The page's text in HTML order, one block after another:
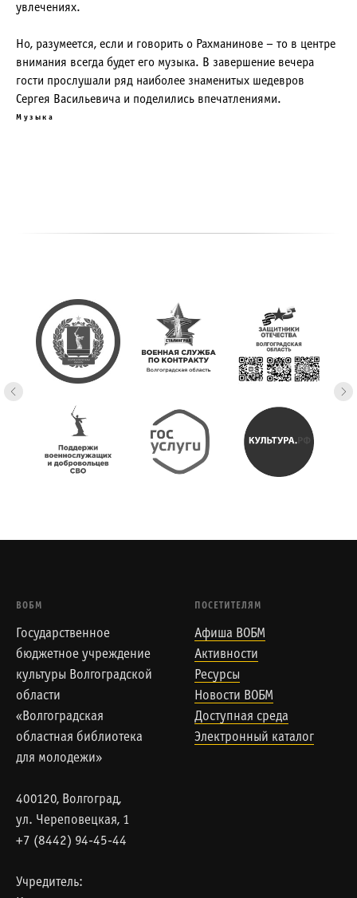
увлечениях.
Но, разумеется, если и говорить о Рахманинове – то в центре
внимания всегда будет его музыка. В завершение вечера
гости прослушали ряд наиболее знаменитых шедевров
Сергея Васильевича и поделились впечатлениями.
Музыка
ВОБМ
Государственное
бюджетное учреждение
культуры Волгоградской
области
«Волгоградская
областная библиотека
для молодежи»
400120, Волгоград,
ул. Череповецкая, 1
+7 (8442) 94-45-44
Учредитель:
ПОСЕТИТЕЛЯМ
Афиша ВОБМ
Активности
Ресурсы
Новости ВОБМ
Доступная среда
Электронный каталог